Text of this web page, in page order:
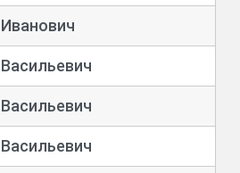
Иванович
Васильевич
Васильевич
Васильевич